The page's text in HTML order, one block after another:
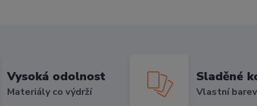
Vysoká odolnost
Materiály co výdrží
Sladěné
Vlastní